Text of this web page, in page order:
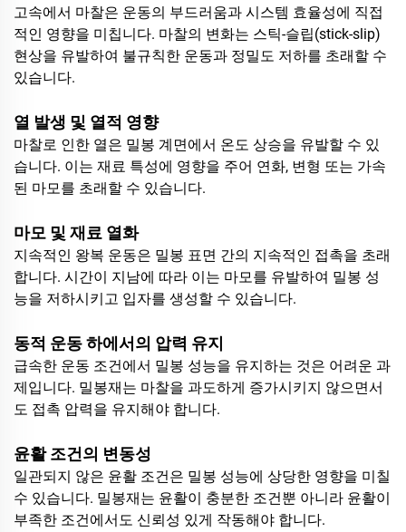
고속에서 마찰은 운동의 부드러움과 시스템 효율성에 직접
적인 영향을 미칩니다. 마찰의 변화는 스틱-슬립(stick-slip)
현상을 유발하여 불규칙한 운동과 정밀도 저하를 초래할 수
있습니다.
열 발생 및 열적 영향
마찰로 인한 열은 밀봉 계면에서 온도 상승을 유발할 수 있
습니다. 이는 재료 특성에 영향을 주어 연화, 변형 또는 가속
된 마모를 초래할 수 있습니다.
마모 및 재료 열화
지속적인 왕복 운동은 밀봉 표면 간의 지속적인 접촉을 초래
합니다. 시간이 지남에 따라 이는 마모를 유발하여 밀봉 성
능을 저하시키고 입자를 생성할 수 있습니다.
동적 운동 하에서의 압력 유지
급속한 운동 조건에서 밀봉 성능을 유지하는 것은 어려운 과
제입니다. 밀봉재는 마찰을 과도하게 증가시키지 않으면서
도 접촉 압력을 유지해야 합니다.
윤활 조건의 변동성
일관되지 않은 윤활 조건은 밀봉 성능에 상당한 영향을 미칠
수 있습니다. 밀봉재는 윤활이 충분한 조건뿐 아니라 윤활이
부족한 조건에서도 신뢰성 있게 작동해야 합니다.